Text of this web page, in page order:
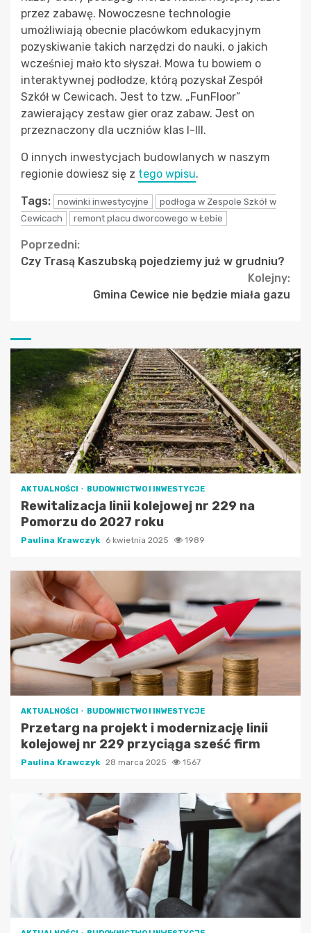
przez zabawę. Nowoczesne technologie
umożliwiają obecnie placówkom edukacyjnym
pozyskiwanie takich narzędzi do nauki, o jakich
wcześniej mało kto słyszał. Mowa tu bowiem o
interaktywnej podłodze, którą pozyskał Zespół
Szkół w Cewicach. Jest to tzw. „FunFloor”
zawierający zestaw gier oraz zabaw. Jest on
przeznaczony dla uczniów klas I-III.
O innych inwestycjach budowlanych w naszym
regionie dowiesz się z tego wpisu.
Tags: nowinki inwestycyjne
podłoga w Zespole Szkół w
Cewicach
remont placu dworcowego w Łebie
Continue
Reading
Poprzedni:
Czy Trasą Kaszubską pojedziemy już w grudniu?
Kolejny:
Gmina Cewice nie będzie miała gazu
AKTUALNOŚCI BUDOWNICTWO I INWESTYCJE
Rewitalizacja linii kolejowej nr 229 na
Pomorzu do 2027 roku
Paulina Krawczyk 6 kwietnia 2025 1989
AKTUALNOŚCI BUDOWNICTWO I INWESTYCJE
Przetarg na projekt i modernizację linii
kolejowej nr 229 przyciąga sześć firm
Paulina Krawczyk 28 marca 2025 1567